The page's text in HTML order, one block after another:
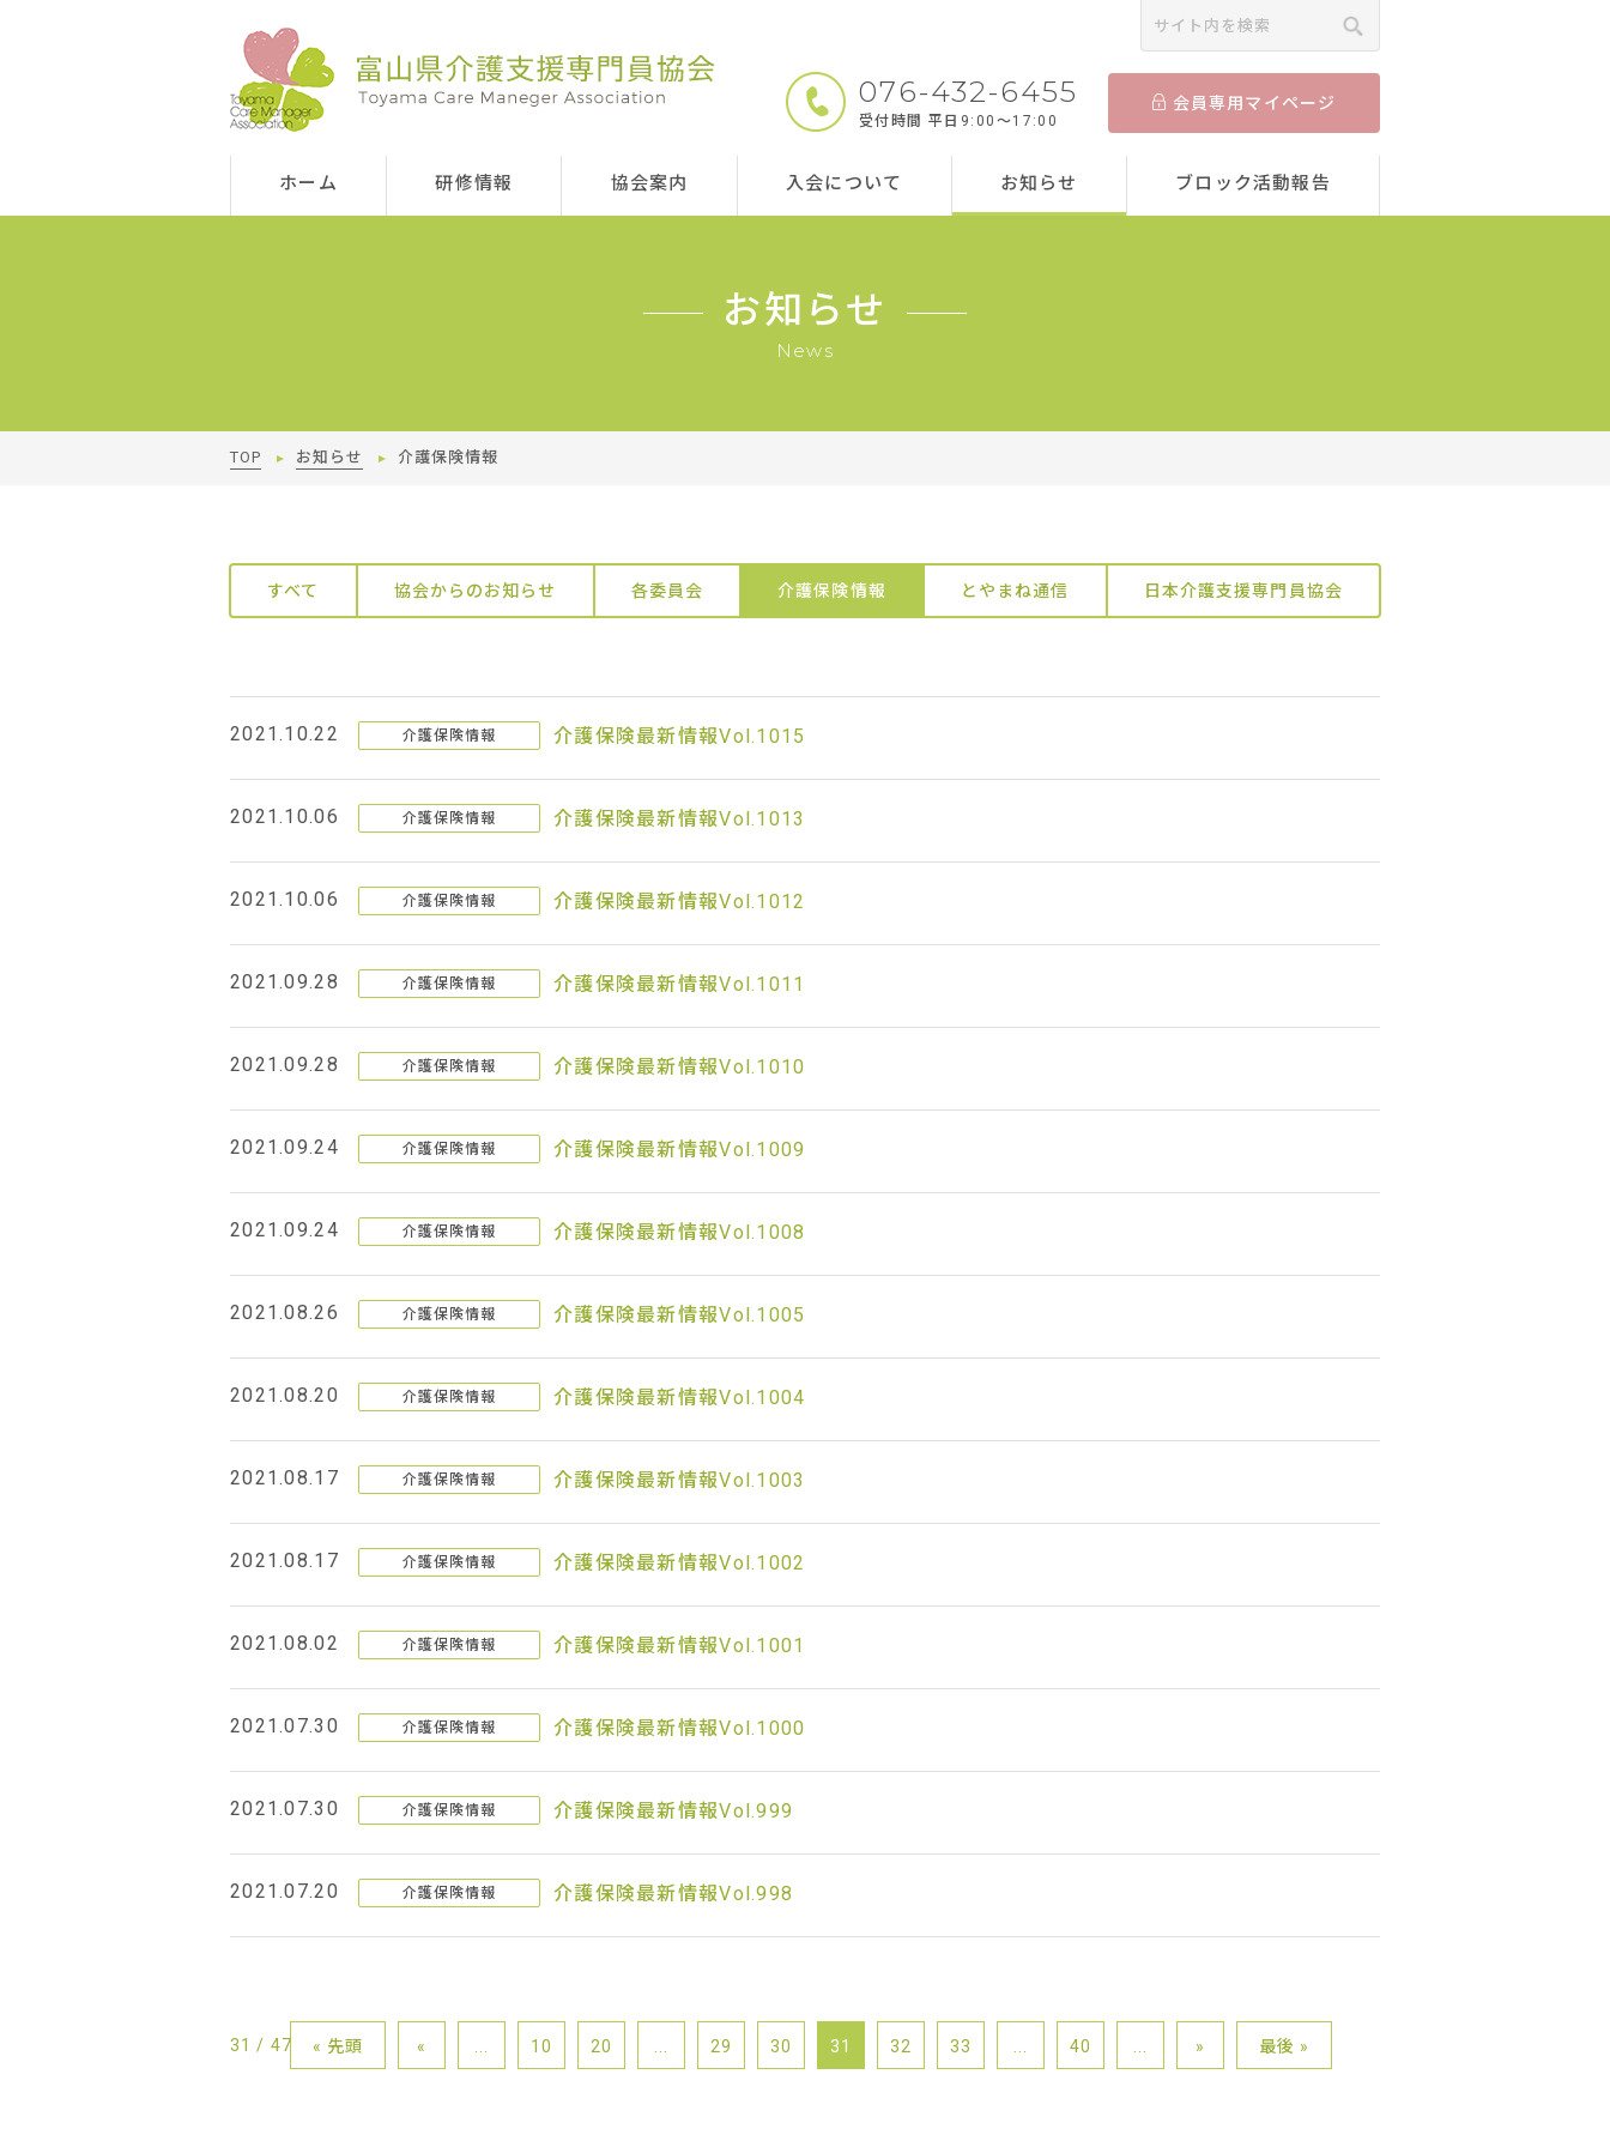
ホーム 研修情報 協会案内 入会について お知らせ ブロック活動報告
076-432-6455
受付時間 平日9:00～17:00
会員専用マイページ
お知らせ
News
TOP お知らせ 介護保険情報
すべて 協会からのお知らせ 各委員会 介護保険情報 とやまね通信 日本介護支援専門員協会
2021.10.22 介護保険情報 介護保険最新情報Vol.1015
2021.10.06 介護保険情報 介護保険最新情報Vol.1013
2021.10.06 介護保険情報 介護保険最新情報Vol.1012
2021.09.28 介護保険情報 介護保険最新情報Vol.1011
2021.09.28 介護保険情報 介護保険最新情報Vol.1010
2021.09.24 介護保険情報 介護保険最新情報Vol.1009
2021.09.24 介護保険情報 介護保険最新情報Vol.1008
2021.08.26 介護保険情報 介護保険最新情報Vol.1005
2021.08.20 介護保険情報 介護保険最新情報Vol.1004
2021.08.17 介護保険情報 介護保険最新情報Vol.1003
2021.08.17 介護保険情報 介護保険最新情報Vol.1002
2021.08.02 介護保険情報 介護保険最新情報Vol.1001
2021.07.30 介護保険情報 介護保険最新情報Vol.1000
2021.07.30 介護保険情報 介護保険最新情報Vol.999
2021.07.20 介護保険情報 介護保険最新情報Vol.998
31 / 47 « 先頭 « 10 20 29 30 31 32 33 40 » 最後 »